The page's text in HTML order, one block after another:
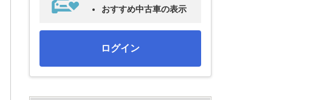
おすすめ中古車の表示
ログイン